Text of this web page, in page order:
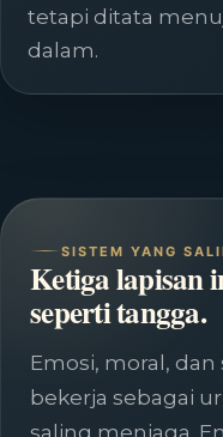
tetapi ditata
dalam.
SISTEM YANG
Ketiga lapisan
seperti tangga.
Emosi, moral,
bekerja sebagai
saling menjaga.